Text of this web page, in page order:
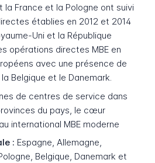
la France et la Pologne ont suivi
établies en 2012 et 2014
Uni et la République
opérations directes MBE en
avec une présence de
Belgique et le Danemark.
de centres de service dans
du pays, le cœur
international MBE moderne
: Espagne, Allemagne,
Belgique, Danemark et